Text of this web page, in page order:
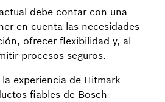
debe contar con una
en cuenta las necesidades
ofrecer flexibilidad y, al
procesos seguros.
experiencia de Hitmark
fiables de Bosch